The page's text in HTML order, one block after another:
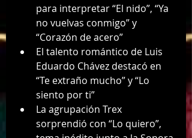
para interpretar “El nido”, “Ya
no vuelvas conmigo” y
“Corazón de acero”
El talento romántico de Luis
Eduardo Chávez destacó en
“Te extraño mucho” y “Lo
siento por ti”
La agrupación Trex
sorprendió con “Lo quiero”,